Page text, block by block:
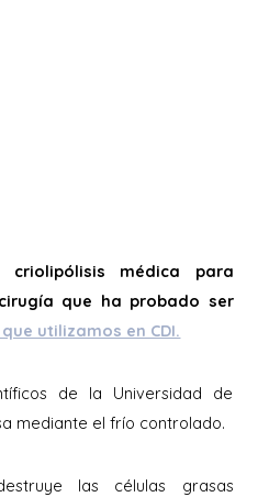
médica para
que ha probado ser
utilizamos en CDI.
de la Universidad de
mediante el frío controlado.
las células grasas